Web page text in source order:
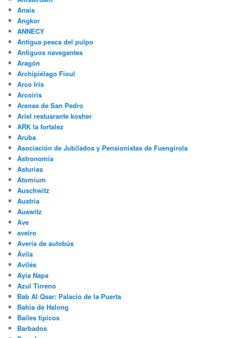
Anais
Angkor
ANNECY
Antigua pesca del pulpo
Antiguos navegantes
Aragón
Archipiélago Fioul
Arco Iris
Arcoiris
Arenas de San Pedro
Ariel restuarante kosher
ARK la fortalez
Aruba
Asociación de Jubilados y Pensionistas de Fuengirola
Astronomía
Asturias
Atomium
Auschwitz
Austria
Auswitz
Ave
aveiro
Avería de autobús
Ávila
Avilés
Ayia Napa
Azul Tirreno
Bab Al Qsar: Palacio de la Puerta
Bahía de Halong
Bailes típicos
Barbados